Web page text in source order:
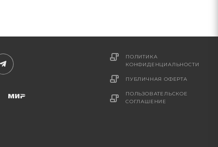
ПОЛИТИКА
КОНФИДЕНЦИАЛЬНОСТИ
ПУБЛИЧНАЯ ОФЕРТА
ПОЛЬЗОВАТЕЛЬСКОЕ
СОГЛАШЕНИЕ